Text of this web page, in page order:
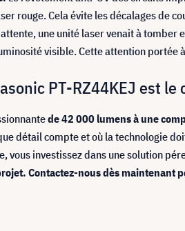
rouge. Cela évite les décalages de
une unité laser venait à tomber
visible. Cette attention
PT-RZ44KEJ est
de 42 000 lumens à une
détail compte et où la technologie
investissez dans une solution
Contactez-nous dès maintenant